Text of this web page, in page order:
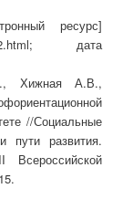
ресурс]
дата
Хижная А.В.,
//Социальные
пути развития.